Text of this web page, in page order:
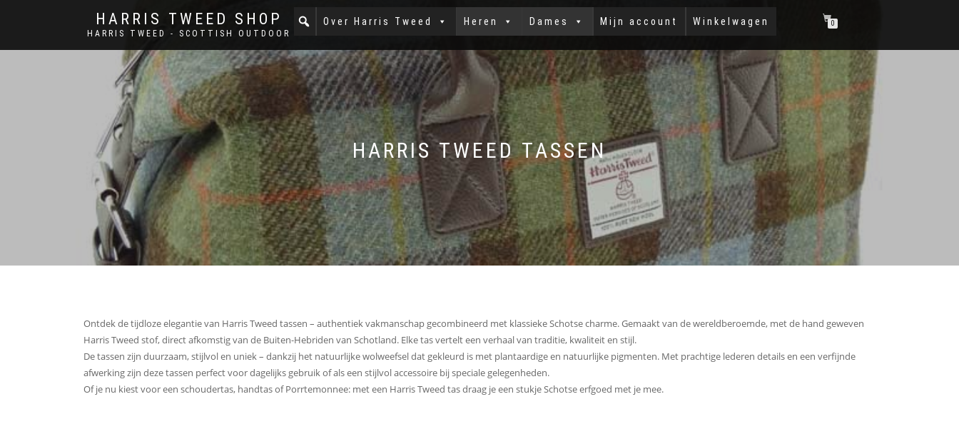
HARRIS TWEED SHOP
HARRIS TWEED - SCOTTISH OUTDOOR
Over Harris Tweed Heren Dames Mijn account Winkelwagen 0
HARRIS TWEED TASSEN
Ontdek de tijdloze elegantie van Harris Tweed tassen – authentiek vakmanschap gecombineerd met klassieke Schotse charme. Gemaakt van de wereldberoemde, met de hand geweven
Harris Tweed stof, direct afkomstig van de Buiten-Hebriden van Schotland. Elke tas vertelt een verhaal van traditie, kwaliteit en stijl.
De tassen zijn duurzaam, stijlvol en uniek – dankzij het natuurlijke wolweefsel dat gekleurd is met plantaardige en natuurlijke pigmenten. Met prachtige lederen details en een verfijnde
afwerking zijn deze tassen perfect voor dagelijks gebruik of als een stijlvol accessoire bij speciale gelegenheden.
Of je nu kiest voor een schoudertas, handtas of Porrtemonnee: met een Harris Tweed tas draag je een stukje Schotse erfgoed met je mee.